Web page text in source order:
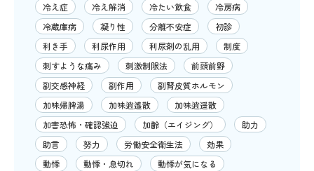
冷え症
冷え解消 冷たい飲食
冷房病
冷蔵庫病
凝り性 分離不安症
初診
利き手
利尿作用 利尿剤の乱用
制度
刺すような痛み
刺激制限法
前頭前野
副交感神経
副作用
副腎皮質ホルモン
加味帰脾湯
加味逍遙散
加味逍遥散
加害恐怖・確認強迫
加齢（エイジング）
助力
助言
努力 労働安全衛生法
効果
動悸
動悸・息切れ
動悸が気になる